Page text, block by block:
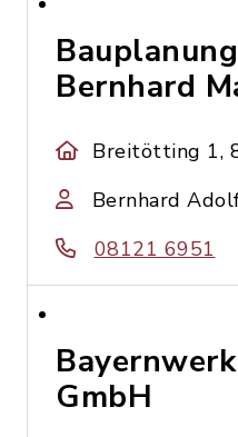
Bauplanung
Bernhard
Breitötting 1,
Bernhard
08121 6951
GmbH